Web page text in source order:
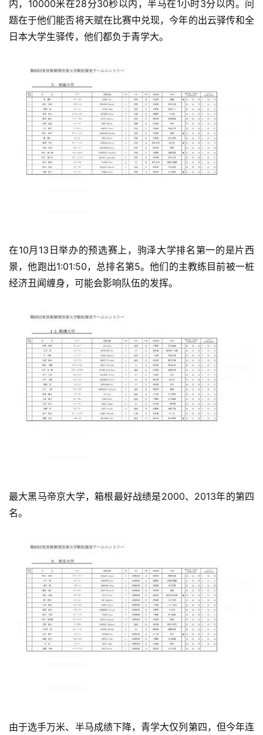
赛
观
精
选
内，10000米在28分30秒以内，半马在1小时3分以内。问
题在于他们能否将天赋在比赛中兑现，今年的出云驿传和全
日本大学生驿传，他们都负于青学大。
在10月13日举办的预选赛上，驹泽大学排名第一的是片西
景，他跑出1:01:50， 总排名第5。他们的主教练目前被一桩
经济丑闻缠身， 可能会影响队伍的发挥。
最大黑马帝京大学，箱根最好战绩是2000、2013年的第四
名。
由于选手万米、半马成绩下降，青学大仅列第四， 但今年连